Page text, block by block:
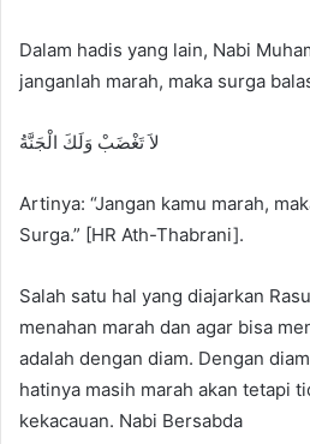
Dalam hadis yang lain, Nabi
janganlah marah, maka surga
لاَ تَغْضَبْ وَلَكَ الْجَنَّةُ
Artinya: “Jangan kamu marah,
Surga.” [HR Ath-Thabrani].
Salah satu hal yang diajarkan
menahan marah dan agar bisa
adalah dengan diam. Dengan
hatinya masih marah akan tetapi
kekacauan. Nabi Bersabda